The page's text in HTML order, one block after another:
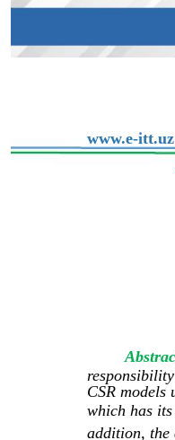
www.e-itt.uz
CSR
which has
addition, the